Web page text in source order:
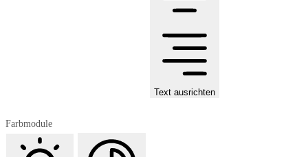
Text ausrichten
Farbmodule